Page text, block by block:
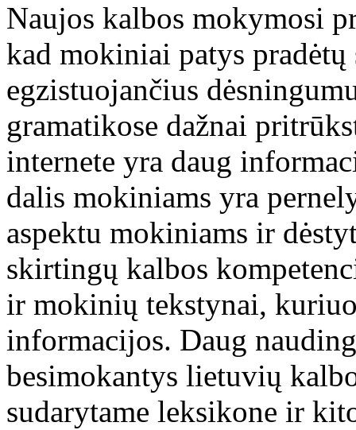
Naujos kalbos mokymosi
kad mokiniai patys
egzistuojančius
gramatikose dažnai
internete yra daug
dalis mokiniams yra
aspektu mokiniams ir
skirtingų kalbos
ir mokinių tekstynai,
informacijos. Daug
besimokantys lietuvių
sudarytame leksikone ir